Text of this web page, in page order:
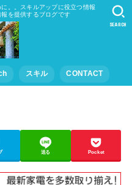
。。スキルアップに役立つ情報
を提供するブログです
スキル CONTACT
SEARCH
送る Pocket